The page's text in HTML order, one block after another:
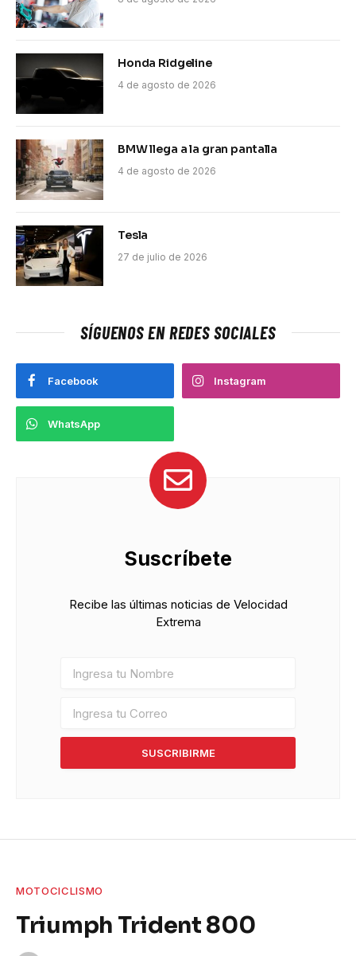
Honda Ridgeline
4 de agosto de 2026
BMW llega a la gran pantalla
4 de agosto de 2026
Tesla
27 de julio de 2026
SÍGUENOS EN REDES SOCIALES
Facebook Instagram
WhatsApp
Suscríbete
Recibe las últimas noticias de Velocidad
Extrema
SUSCRIBIRME
MOTOCICLISMO
Triumph Trident 800